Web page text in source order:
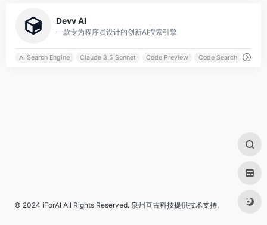
Devv AI
一款专为程序员设计的创新AI搜索引擎
AI Search Engine Claude 3.5 Sonnet Code Preview Code Search
© 2024 iForAI All Rights Reserved. 泉州亘古科技提供技术支持。